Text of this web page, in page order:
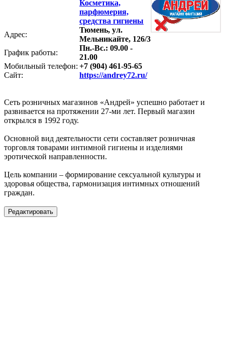
Косметика,
парфюмерия,
средства гигиены
Адрес:
Тюмень, ул.
Мельникайте, 126/3
График работы:
Пн.-Вс.: 09.00 -
21.00
Мобильный телефон: +7 (904) 461-95-65
Сайт:
https://andrey72.ru/
Сеть розничных магазинов «Андрей» успешно работает и
развивается на протяжении 27-ми лет. Первый магазин
открылся в 1992 году.
Основной вид деятельности сети составляет розничная
торговля товарами интимной гигиены и изделиями
эротической направленности.
Цель компании – формирование сексуальной культуры и
здоровья общества, гармонизация интимных отношений
граждан.